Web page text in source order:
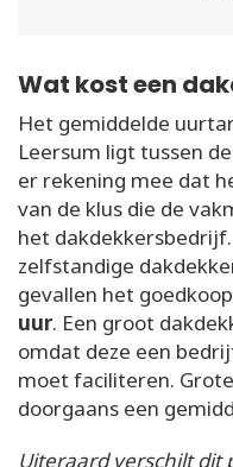
Wat kost een
Het gemiddelde
Leersum ligt tussen de
er rekening mee dat
van de klus die de
het
zelfstandige
gevallen het
uur. Een groot
omdat deze een
moet faciliteren.
doorgaans een
Uiteraard verschilt dit